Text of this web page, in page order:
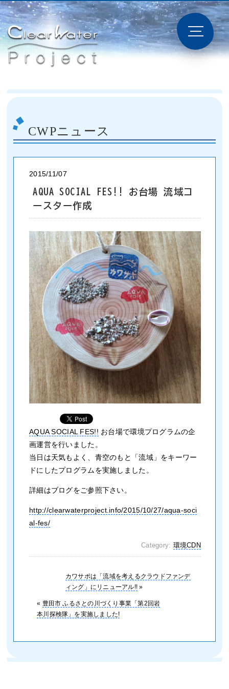
CWPニュース
2015/11/07
AQUA SOCIAL FES!! お台場 流域コ
ースター作成
AQUA SOCIAL FES!! お台場で環境プログラムの企
画運営を行いました。
当日は天気もよく、青空のもと「流域」をキーワー
ドにしたプログラムを実施しました。
詳細はブログをご参照下さい。
http://clearwaterproject.info/2015/10/27/aqua-soci
al-fes/
Category: 環境CDN
カワサポは「流域を考えるクラウドファンデ
ィング」にリニューアル!! »
« 豊田市 ふるさとの川づくり事業「第2回岩
本川探検隊」を実施しました!